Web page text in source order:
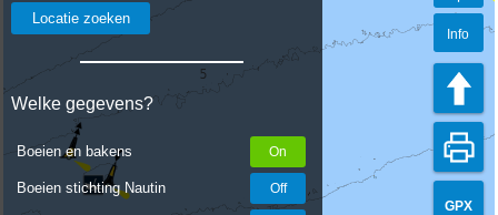
Welke gegevens?
Boeien en bakens
Boeien stichting Nautin
GPX
Info